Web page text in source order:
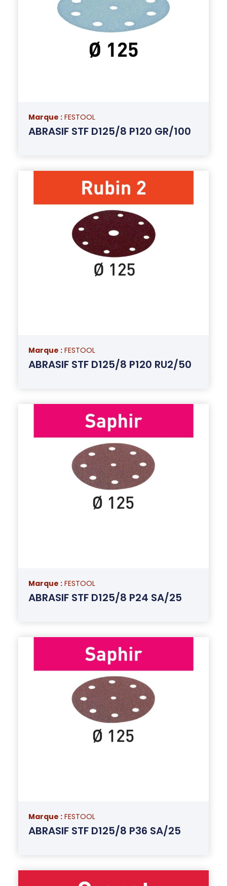
Marque : FESTOOL
ABRASIF STF D125/8 P120 GR/100
Marque : FESTOOL
ABRASIF STF D125/8 P120 RU2/50
Marque : FESTOOL
ABRASIF STF D125/8 P24 SA/25
Marque : FESTOOL
ABRASIF STF D125/8 P36 SA/25